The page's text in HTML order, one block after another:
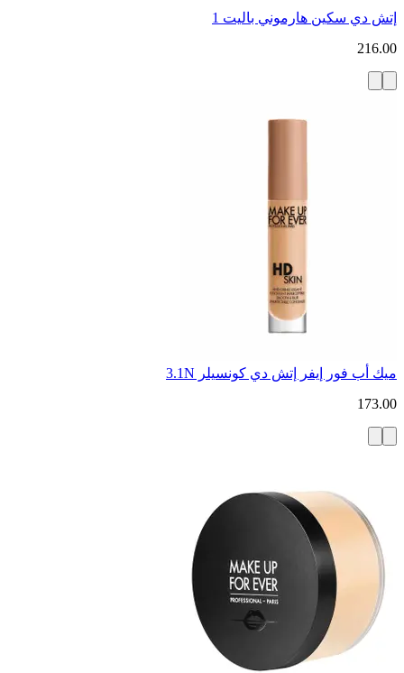
إتش دي سكين هارموني باليت 1
216.00
ميك أب فور إيفر إتش دي كونسيلر 3.1N
173.00